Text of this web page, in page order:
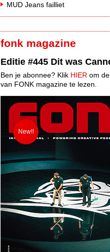
MUD Jeans failliet
fonk magazine
Editie #445 Dit was
Ben je abonnee? Klik HIER om
van FONK magazine te lezen.